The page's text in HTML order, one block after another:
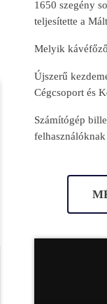
1650 szegény
teljesítette a
Melyik
Újszerű
Cégcsoport és
Számítógép
felhasználóknak